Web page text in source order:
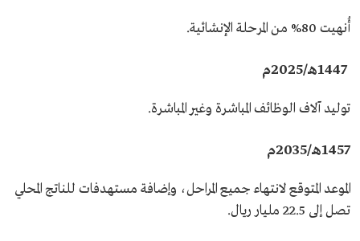
أُنهيت 80% من المرحلة الإنشائية.
1447هـ/2025م
توليد آلاف الوظائف المباشرة وغير المباشرة.
1457هـ/2035م
الموعد المتوقع لانتهاء جميع المراحل، وإضافة مستهدفات للناتج المحلي
تصل إلى 22.5 مليار ريال.